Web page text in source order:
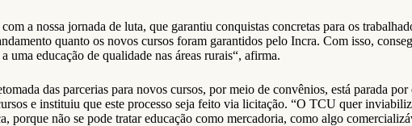
a nossa jornada de luta, que garantiu conquistas concretas para os
quanto os novos cursos foram garantidos pelo Incra. Com isso,
uma educação de qualidade nas áreas rurais“, afirma.
das parcerias para novos cursos, por meio de convênios, está parada
e instituiu que este processo seja feito via licitação. “O TCU quer
porque não se pode tratar educação como mercadoria, como algo